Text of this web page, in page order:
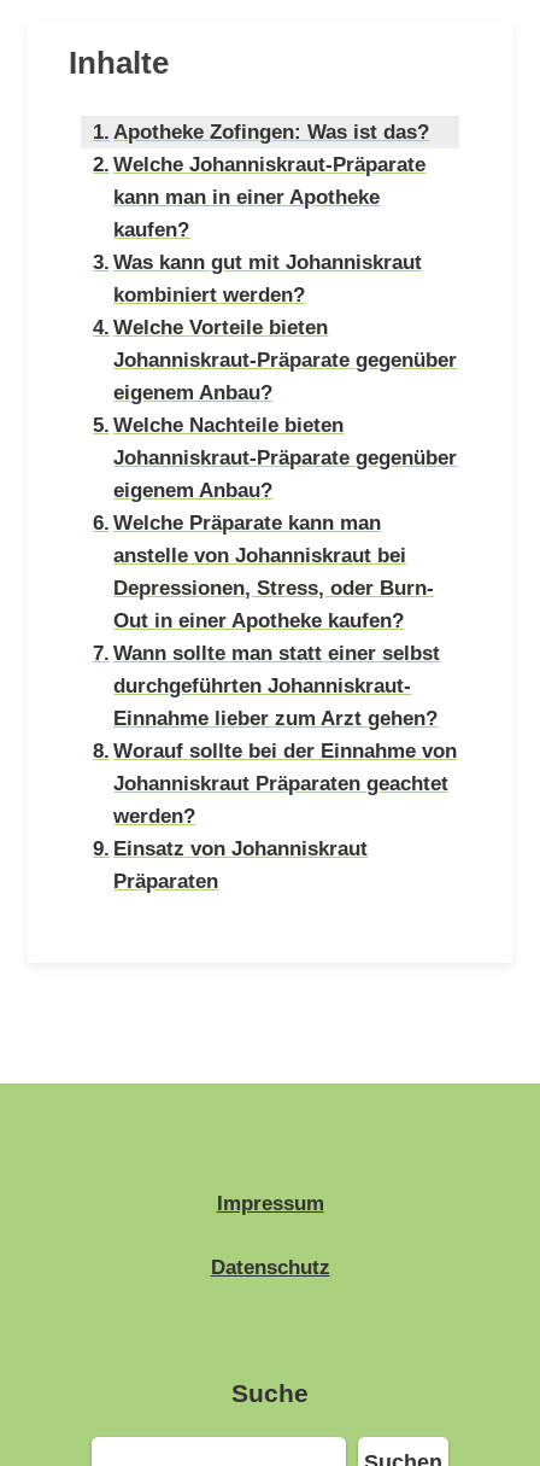
Inhalte
Apotheke Zofingen: Was ist das?
Welche Johanniskraut-Präparate
kann man in einer Apotheke
kaufen?
Was kann gut mit Johanniskraut
kombiniert werden?
Welche Vorteile bieten
Johanniskraut-Präparate gegenüber
eigenem Anbau?
Welche Nachteile bieten
Johanniskraut-Präparate gegenüber
eigenem Anbau?
Welche Präparate kann man
anstelle von Johanniskraut bei
Depressionen, Stress, oder Burn-
Out in einer Apotheke kaufen?
Wann sollte man statt einer selbst
durchgeführten Johanniskraut-
Einnahme lieber zum Arzt gehen?
Worauf sollte bei der Einnahme von
Johanniskraut Präparaten geachtet
werden?
Einsatz von Johanniskraut
Präparaten
Impressum
Datenschutz
Suche
Suchen